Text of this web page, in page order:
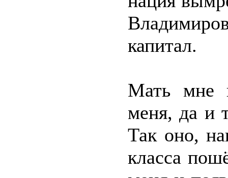
капитал.
Мать мне
меня, да и
Так оно,
класса